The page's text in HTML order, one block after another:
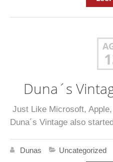
Duna´s
Just Like Microsoft,
Duna´s Vintage also
Dunas Uncategorized